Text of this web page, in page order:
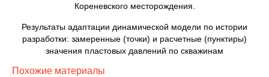
Кореневского месторождения.
Результаты адаптации динамической модели по истории
разработки: замеренные (точки) и расчетные (пунктиры)
значения пластовых давлений по скважинам
Похожие материалы